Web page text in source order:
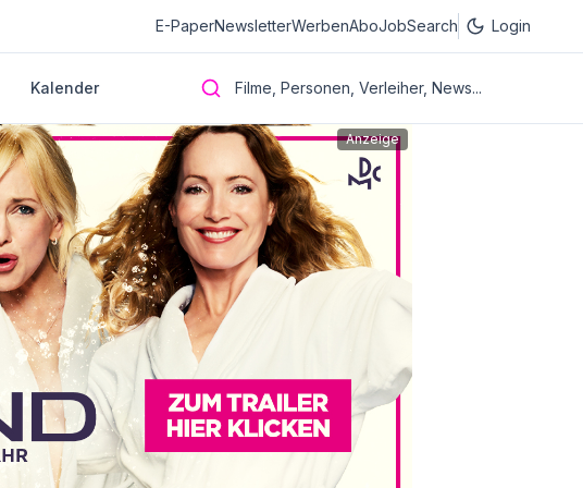
E-PaperNewsletterWerbenAboJobSearch Login
Kalender Filme, Personen, Verleiher, News...
Anzeige